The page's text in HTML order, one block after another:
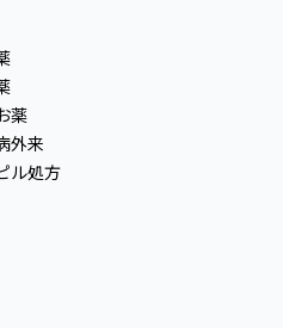
薬
外来
ル処方